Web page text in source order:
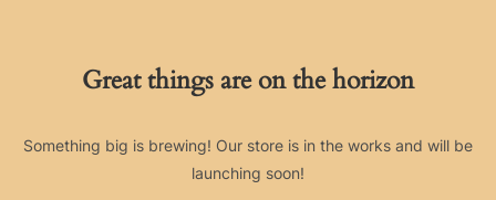
Great things are on the horizon
Something big is brewing! Our store is in the works and will be
launching soon!